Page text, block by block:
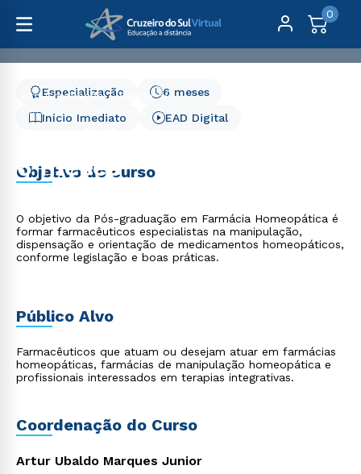
0
Pós-Graduação
Saúde
Farmácia Homeopática - 6 meses
6 meses
Início Imediato
6 meses
Especialização
EAD Digital
Objetivo do curso
O objetivo da Pós-graduação em Farmácia Homeopática é
formar farmacêuticos especialistas na manipulação,
dispensação e orientação de medicamentos homeopáticos,
conforme legislação e boas práticas.
Público Alvo
Farmacêuticos que atuam ou desejam atuar em farmácias
homeopáticas, farmácias de manipulação homeopática e
profissionais interessados em terapias integrativas.
Coordenação do Curso
Artur Ubaldo Marques Junior